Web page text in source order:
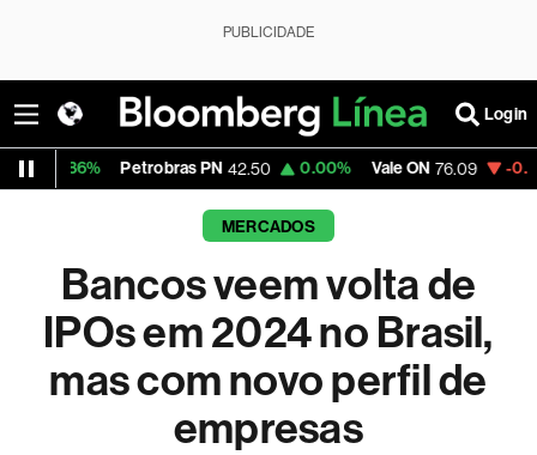
PUBLICIDADE
Login
Petrobras PN 42.50 0.00% Vale ON 76.09 -0.29% Itaú PN
MERCADOS
Bancos veem volta de
IPOs em 2024 no Brasil,
mas com novo perfil de
empresas